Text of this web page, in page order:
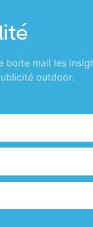
boite mail les
outdoor.